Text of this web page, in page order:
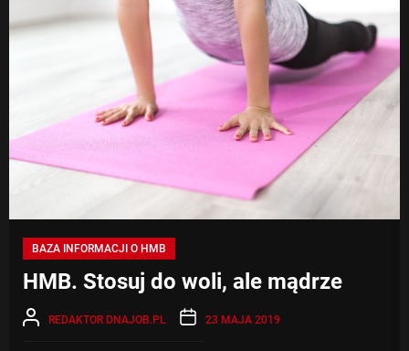
BAZA INFORMACJI O HMB
HMB. Stosuj do woli, ale mądrze
REDAKTOR DNAJOB.PL 23 MAJA 2019